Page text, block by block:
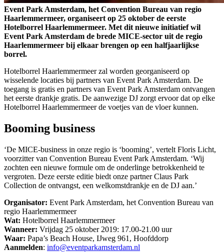
Event Park Amsterdam, het Convention Bureau van regio
Haarlemmermeer, organiseert op 25 oktober de eerste
Hotelborrel Haarlemmermeer. Met dit nieuwe initiatief wil
Event Park Amsterdam de brede MICE-sector uit de regio
Haarlemmermeer bij elkaar brengen op een halfjaarlijkse
borrel.
Hotelborrel Haarlemmermeer zal worden georganiseerd op
wisselende locaties bij partners van Event Park Amsterdam. De
toegang is gratis en partners van Event Park Amsterdam ontvangen
het eerste drankje gratis. De aanwezige DJ zorgt ervoor dat op elke
Hotelborrel Haarlemmermeer de voetjes van de vloer kunnen.
Booming business
‘De MICE-business in onze regio is ‘booming’, vertelt Floris Licht,
voorzitter van Convention Bureau Event Park Amsterdam. ‘Wij
zochten een nieuwe formule om de onderlinge betrokkenheid te
vergroten. Deze eerste editie biedt onze partner Claus Park
Collection de ontvangst, een welkomstdrankje en de DJ aan.’
Organisator: Event Park Amsterdam, het Convention Bureau van
regio Haarlemmermeer
Wat: Hotelborrel Haarlemmermeer
Wanneer: Vrijdag 25 oktober 2019: 17.00-21.00 uur
Waar: Papa’s Beach House, IJweg 961, Hoofddorp
Aanmelden: info@eventparkamsterdam.nl